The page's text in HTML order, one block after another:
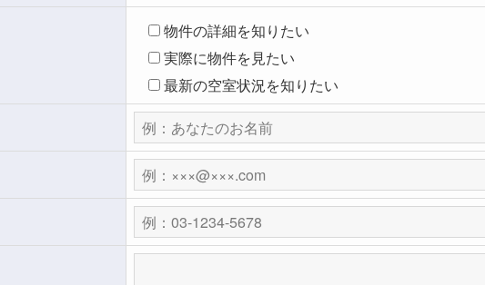
物件の詳細を知りたい
実際に物件を見たい
最新の空室状況を知りたい